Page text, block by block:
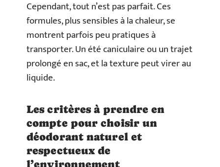
Cependant, tout n’est pas parfait. Ces
formules, plus sensibles à la chaleur, se
montrent parfois peu pratiques à
transporter. Un été caniculaire ou un trajet
prolongé en sac, et la texture peut virer au
liquide.
Les critères à prendre en
compte pour choisir un
déodorant naturel et
respectueux de
l’environnement